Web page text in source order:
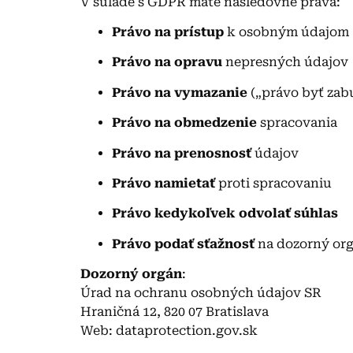
Právo na prístup k osobným údajom
Právo na opravu nepresných údajov
Právo na vymazanie („právo byť
Právo na obmedzenie spracovania
Právo na prenosnosťúdajov
Právo namietaťproti spracovaniu
Právo kedykoľvek odvolať súhlas
Právo podať sťažnosťna dozorný
Dozorný orgán:
Úrad na ochranu osobných údajov SR
Hraničná 12, 820 07 Bratislava
Web: dataprotection.gov.sk